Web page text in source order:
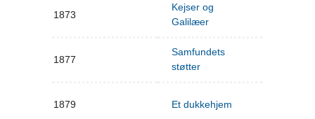
1873
Kejser og
Galilæer
1877
Samfundets
støtter
1879 Et dukkehjem